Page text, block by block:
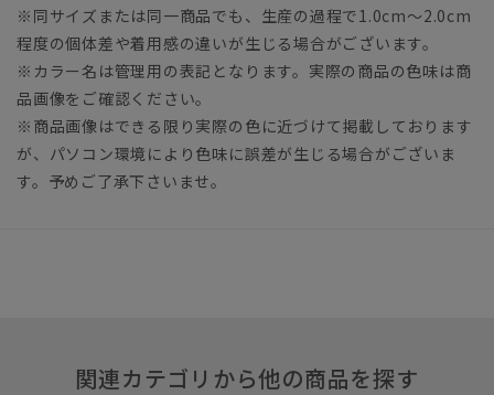
※同サイズまたは同一商品でも、生産の過程で1.0cm～2.0cm
程度の個体差や着用感の違いが生じる場合がございます。
※カラー名は管理用の表記となります。実際の商品の色味は商
品画像をご確認ください。
※商品画像はできる限り実際の色に近づけて掲載しております
が、パソコン環境により色味に誤差が生じる場合がございま
す。予めご了承下さいませ。
関連カテゴリから他の商品を探す